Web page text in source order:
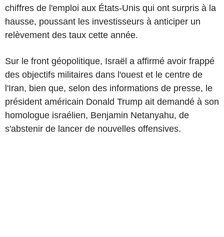
chiffres de l'emploi aux États-Unis qui ont surpris à la
hausse, poussant les investisseurs à anticiper un
relèvement des taux cette année.
Sur le front géopolitique, Israël a affirmé avoir frappé
des objectifs militaires dans l'ouest et le centre de
l'Iran, bien que, selon des informations de presse, le
président américain Donald Trump ait demandé à son
homologue israélien, Benjamin Netanyahu, de
s'abstenir de lancer de nouvelles offensives.